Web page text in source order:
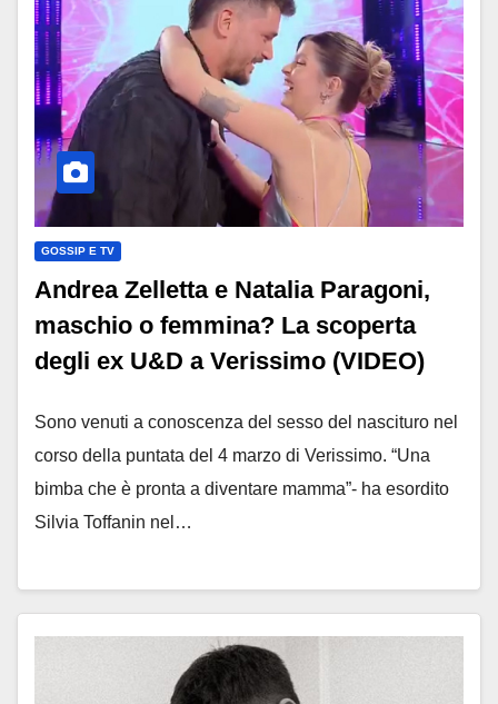
GOSSIP E TV
Andrea Zelletta e Natalia Paragoni,
maschio o femmina? La scoperta
degli ex U&D a Verissimo (VIDEO)
Sono venuti a conoscenza del sesso del nascituro nel
corso della puntata del 4 marzo di Verissimo. “Una
bimba che è pronta a diventare mamma”- ha esordito
Silvia Toffanin nel…